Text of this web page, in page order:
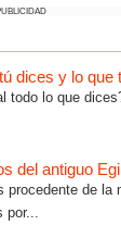
dices y lo que
todo lo que
del antiguo
de